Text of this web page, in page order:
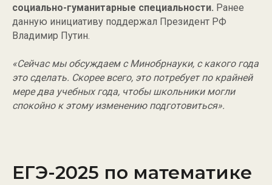
социально-гуманитарные специальности. Ранее
данную инициативу поддержал Президент РФ
Владимир Путин.
«Сейчас мы обсуждаем с Минобрнауки, с какого года
это сделать. Скорее всего, это потребует по крайней
мере два учебных года, чтобы школьники могли
спокойно к этому изменению подготовиться».
ЕГЭ-2025 по математике